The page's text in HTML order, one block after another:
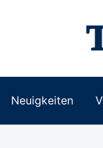
Neuigkeiten